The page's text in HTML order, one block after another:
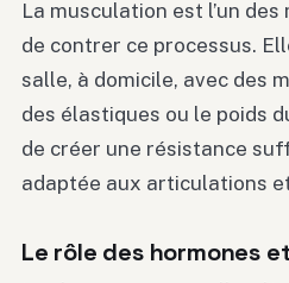
La musculation est l’un
de contrer ce processus.
salle, à domicile, avec des
des élastiques ou le poids
de créer une résistance
adaptée aux articulations
Le rôle des hormones